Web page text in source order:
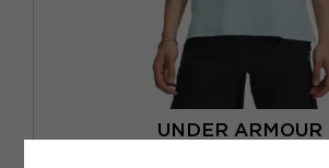
UNDER ARMOUR